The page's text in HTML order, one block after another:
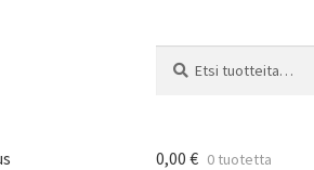
0,00 € 0 tuotetta